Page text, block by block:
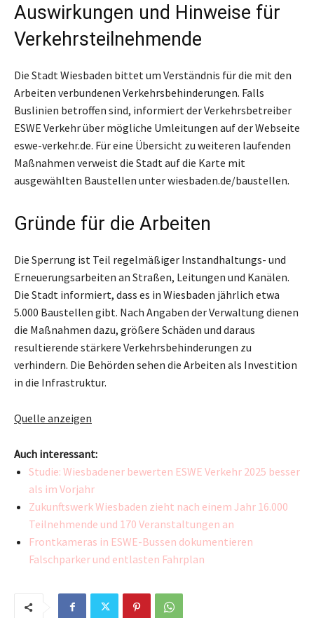
Auswirkungen und Hinweise für
Verkehrsteilnehmende
Die Stadt Wiesbaden bittet um Verständnis für die mit den
Arbeiten verbundenen Verkehrsbehinderungen. Falls
Buslinien betroffen sind, informiert der Verkehrsbetreiber
ESWE Verkehr über mögliche Umleitungen auf der Webseite
eswe-verkehr.de. Für eine Übersicht zu weiteren laufenden
Maßnahmen verweist die Stadt auf die Karte mit
ausgewählten Baustellen unter wiesbaden.de/baustellen.
Gründe für die Arbeiten
Die Sperrung ist Teil regelmäßiger Instandhaltungs- und
Erneuerungsarbeiten an Straßen, Leitungen und Kanälen.
Die Stadt informiert, dass es in Wiesbaden jährlich etwa
5.000 Baustellen gibt. Nach Angaben der Verwaltung dienen
die Maßnahmen dazu, größere Schäden und daraus
resultierende stärkere Verkehrsbehinderungen zu
verhindern. Die Behörden sehen die Arbeiten als Investition
in die Infrastruktur.
Quelle anzeigen
Auch interessant:
Studie: Wiesbadener bewerten ESWE Verkehr 2025 besser
als im Vorjahr
Zukunftswerk Wiesbaden zieht nach einem Jahr 16.000
Teilnehmende und 170 Veranstaltungen an
Frontkameras in ESWE-Bussen dokumentieren
Falschparker und entlasten Fahrplan